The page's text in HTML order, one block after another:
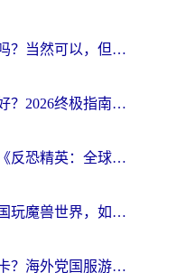
身在国外可以玩王者吗？当然可以，但你需要这份“加速”指南
海外游戏加速器哪个好？2026终极指南帮你畅玩国服+解决卡顿难题
身在海外，如何找回《反恐精英：全球攻势》国服的丝滑手感？一份给你的终极指南
从纽约到暴风城：美国玩魔兽世界，如何找到你的最佳网络航线
日本怎么玩奥拉星不卡？海外党国服游戏加速器选择全攻略